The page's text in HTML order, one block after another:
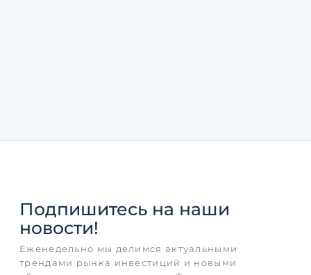
Подпишитесь на наши
новости!
Еженедельно мы делимся актуальными
трендами рынка инвестиций и новыми